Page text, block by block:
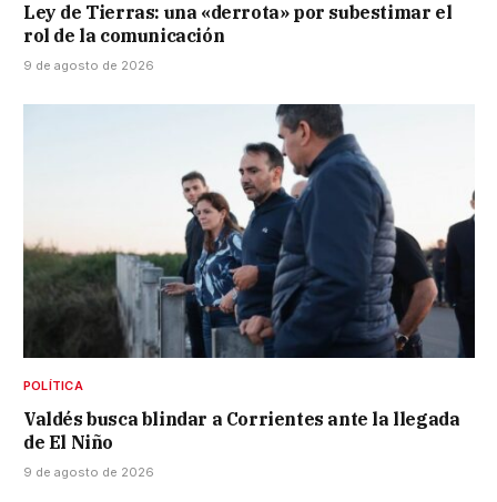
Ley de Tierras: una «derrota» por subestimar el
rol de la comunicación
9 de agosto de 2026
POLÍTICA
Valdés busca blindar a Corrientes ante la llegada
de El Niño
9 de agosto de 2026